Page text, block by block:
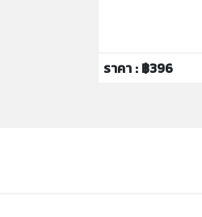
ราคา : ฿396